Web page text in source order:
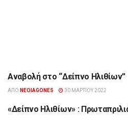
ΠΟΛΙΤΙΣΜΌΣ
Αναβολή στο “Δείπνο Ηλιθίων”
ΑΠΌ NEOIAGONES 30 ΜΑΡΤΊΟΥ 2022
ΠΟΛΙΤΙΣΜΌΣ
«Δείπνο Ηλιθίων» :